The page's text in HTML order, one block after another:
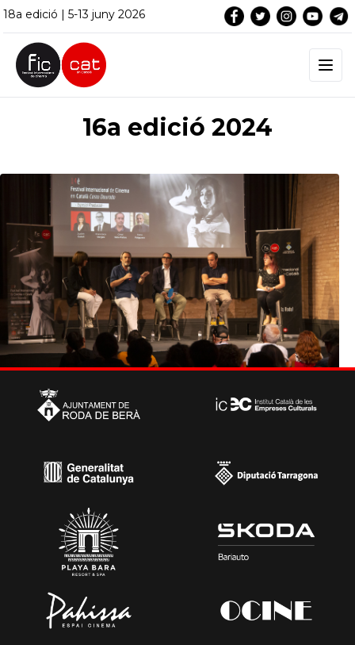
18a edició | 5-13 juny 2026
16a edició 2024
2 de Juny
a professionals del món del cinema, estudiants i
aficionats: - Classe Magistral de Miriam Porté -
Presentació del FIC-CAT 2022 - Taula Rodona “Produir
en català” amb la participació de Judith Colell, Francisco
Vargas, Oriol Sala-Patau i Tono Folguera